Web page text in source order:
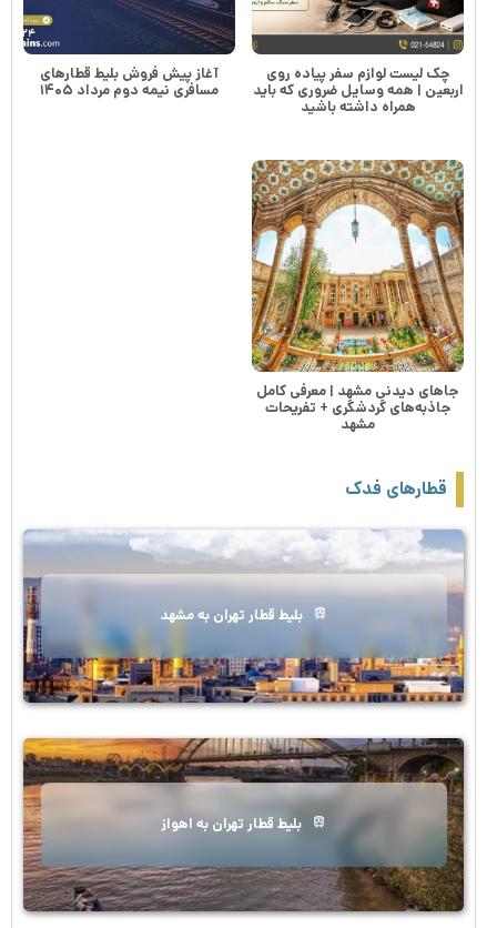
چک لیست لوازم سفر پیاده روی
اربعین | همه وسایل ضروری که باید
همراه داشته باشید
آغاز پیش فروش بلیط قطارهای
مسافری نیمه دوم مرداد ۱۴۰۵
جاهای دیدنی مشهد | معرفی کامل
جاذبه‌های گردشگری + تفریحات
مشهد
قطارهای فدک
بلیط قطار تهران به مشهد
بلیط قطار تهران به اهواز